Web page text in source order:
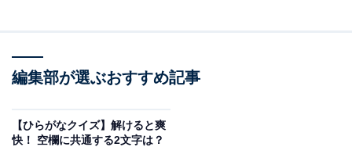
さん□□うか
されず仲間外れにされる状態、そしてコンタクトレンズ
編集部が選ぶおすすめ記事
【ひらがなクイズ】解けると爽
快！ 空欄に共通する2文字は？